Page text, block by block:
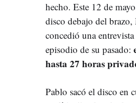
hecho. Este 12 de
disco debajo del
concedió una
episodio de su pasado:
hasta 27 horas
Pablo sacó el disco en